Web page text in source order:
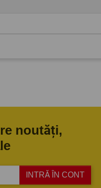
noutăți,
INTRĂ ÎN CONT